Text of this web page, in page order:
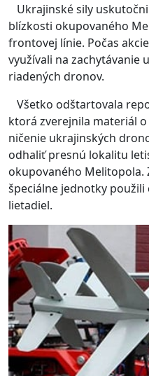
Ukrajinské sily
blízkosti okupovaného
frontovej línie. Počas
využívali na zachytávanie
riadených dronov.
Všetko odštartovala
ktorá zverejnila materiál
ničenie ukrajinských
odhaliť presnú lokalitu
okupovaného Melitopola.
špeciálne jednotky použili
lietadiel.